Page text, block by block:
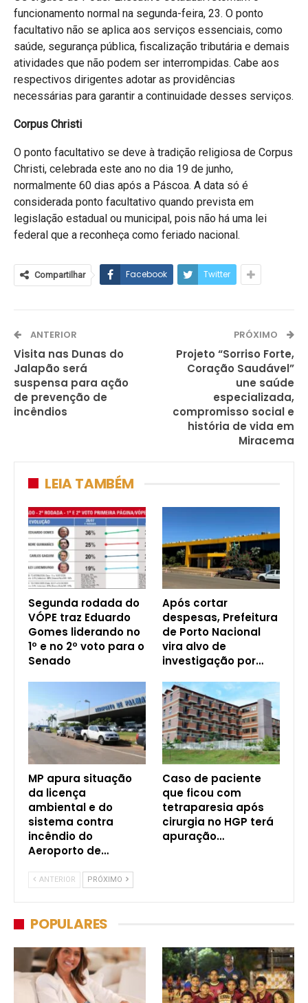
funcionamento normal na segunda-feira, 23. O ponto
facultativo não se aplica aos serviços essenciais, como
saúde, segurança pública, fiscalização tributária e demais
atividades que não podem ser interrompidas. Cabe aos
respectivos dirigentes adotar as providências
necessárias para garantir a continuidade desses serviços.
Corpus Christi
O ponto facultativo se deve à tradição religiosa de Corpus
Christi, celebrada este ano no dia 19 de junho,
normalmente 60 dias após a Páscoa. A data só é
considerada ponto facultativo quando prevista em
legislação estadual ou municipal, pois não há uma lei
federal que a reconheça como feriado nacional.
Compartilhar Facebook Twitter
ANTERIOR
Visita nas Dunas do
Jalapão será
suspensa para ação
de prevenção de
incêndios
PRÓXIMO
Projeto “Sorriso Forte,
Coração Saudável”
une saúde
especializada,
compromisso social e
história de vida em
Miracema
LEIA TAMBÉM
Segunda rodada do
VÓPE traz Eduardo
Gomes liderando no
1º e no 2º voto para o
Senado
Após cortar
despesas, Prefeitura
de Porto Nacional
vira alvo de
investigação por…
MP apura situação
da licença
ambiental e do
sistema contra
incêndio do
Aeroporto de…
Caso de paciente
que ficou com
tetraparesia após
cirurgia no HGP terá
apuração…
ANTERIOR PRÓXIMO
POPULARES